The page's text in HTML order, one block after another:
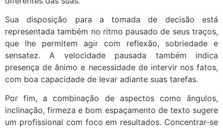
Sua disposição para a tomada de decisão está
representada também no ritmo pausado de seus traços,
que lhe permitem agir com reflexão, sobriedade e
sensatez. A velocidade pausada também indica
presença de ânimo e necessidade de intervir nos fatos,
com boa capacidade de levar adiante suas tarefas.
Por fim, a combinação de aspectos como ângulos,
inclinação, firmeza e bom espaçamento de texto sugere
um profissional com foco em resultados. Concentrar-se